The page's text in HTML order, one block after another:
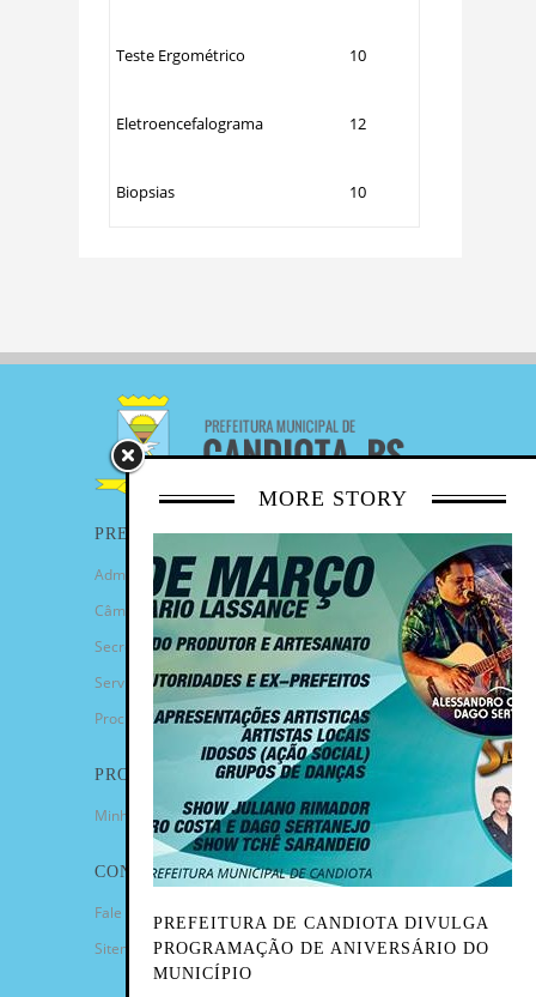
Teste Ergométrico 10
Eletroencefalograma 12
Biopsias 10
MORE STORY
PREFEITURA DE CANDIOTA DIVULGA
PROGRAMAÇÃO DE ANIVERSÁRIO DO
MUNICÍPIO
PREFEITURA
Administração Municipal
Câmara de Vereadores
Secretarias
Serviços
Procuradoria Geral
PROGRAMAS
Minha Casa Minha Vida
CONTATO
Fale Conosco
Sitemap